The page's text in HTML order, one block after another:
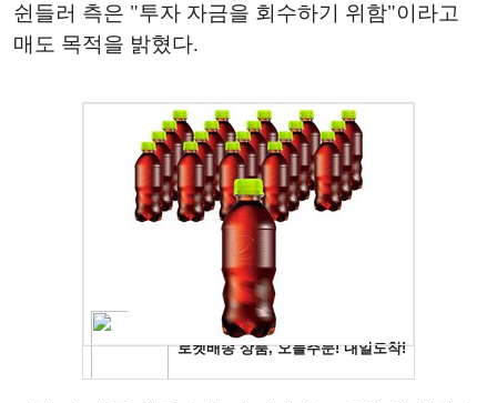
쉰들러 측은 "투자 자금을 회수하기 위함"이라고
매도 목적을 밝혔다.